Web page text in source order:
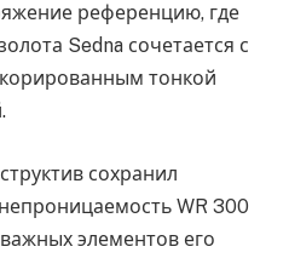
референцию, где
Sedna сочетается с
тонкой
сохранил
WR 300
элементов его